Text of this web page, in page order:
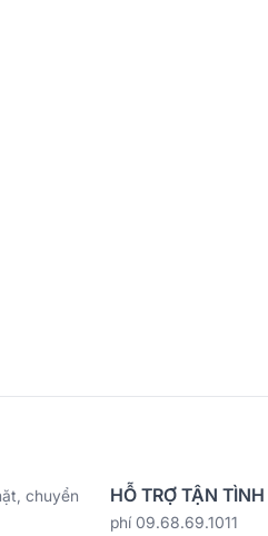
chuyển
HỖ TRỢ TẬN TÌNH
phí 09.68.69.1011